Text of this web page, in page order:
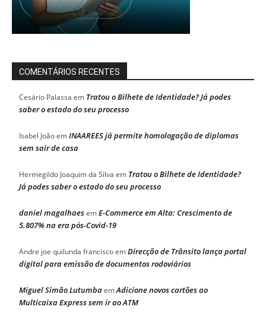
COMENTÁRIOS RECENTES
Cesário Palassa em Tratou o Bilhete de Identidade? Já podes
saber o estado do seu processo
Isabel JoãoemINAAREES já permite homologação de diplomas
sem sair de casa
Hermegildo Joaquim da Silva em Tratou o Bilhete de Identidade?
Já podes saber o estado do seu processo
daniel magalhaesemE-Commerce em Alta: Crescimento de
5.807% na era pós-Covid-19
Andre joe quilunda franciscoemDirecção de Trânsito lança portal
digital para emissão de documentos rodoviários
Miguel Simão LutumbaemAdicione novos cartões ao
Multicaixa Express sem ir ao ATM